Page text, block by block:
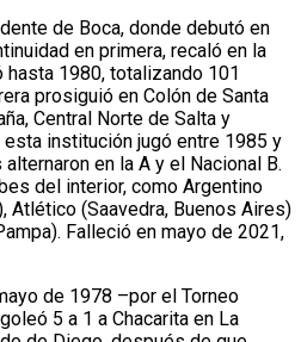
de Boca, donde debutó en
en primera, recaló en la
1980, totalizando 101
prosiguió en Colón de Santa
Central Norte de Salta y
esta institución jugó entre 1985 y
en la A y el Nacional B.
del interior, como Argentino
Atlético (Saavedra, Buenos Aires)
Falleció en mayo de 2021,
de 1978 –por el Torneo
5 a 1 a Chacarita en La